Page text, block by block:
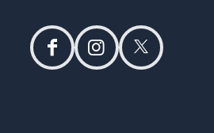
facebookinstagramtwitter